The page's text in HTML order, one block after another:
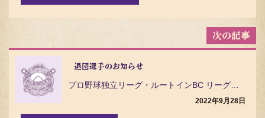
退団選手のお知らせ
2022年9月28日